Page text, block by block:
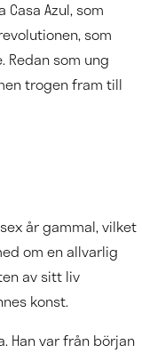
Azul, som
som
Redan som ung
trogen fram till
år gammal, vilket
om en allvarlig
av sitt liv
konst.
Han var från början